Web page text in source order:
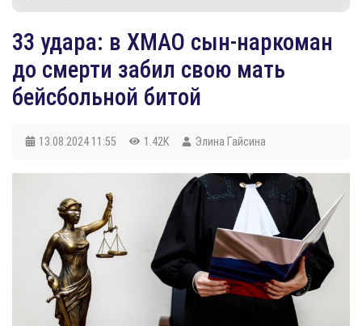
33 удара: в ХМАО сын-наркоман
до смерти забил свою мать
бейсбольной битой
13.08.2024 11:55 1.42K Элина Гайсина